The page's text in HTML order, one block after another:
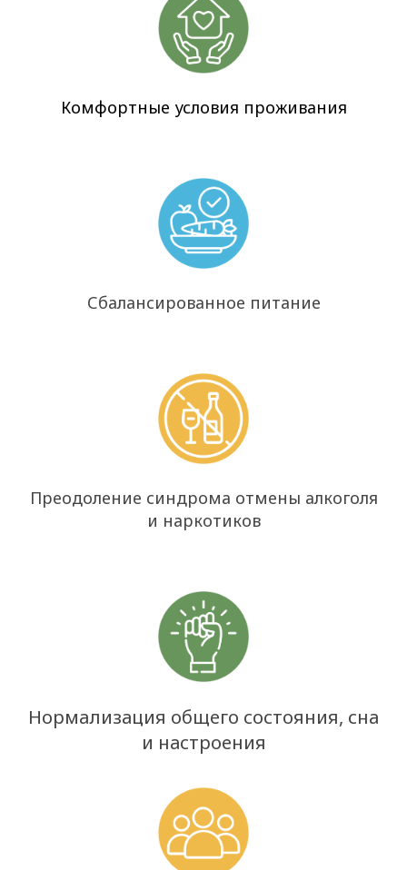
Комфортные условия проживания
Сбалансированное питание
Преодоление синдрома отмены алкоголя
и наркотиков
Нормализация общего состояния, сна
и настроения